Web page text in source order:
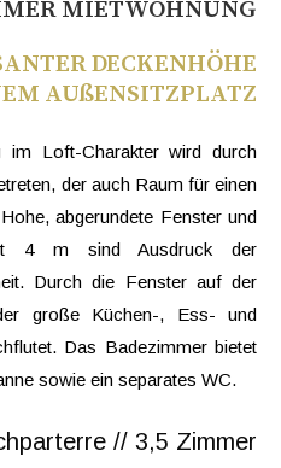
MIETWOHNUNG
DECKENHÖHE
AUßENSITZPLATZ
im Loft-Charakter wird durch
der auch Raum für einen
abgerundete Fenster und
4 m sind Ausdruck der
Durch die Fenster auf der
große Küchen-, Ess- und
Das Badezimmer bietet
sowie ein separates WC.
// 3,5 Zimmer